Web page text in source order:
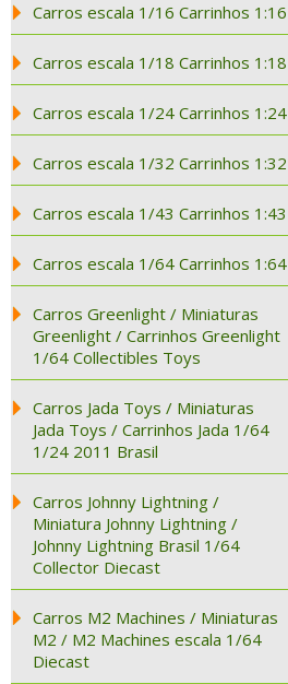
Carros escala 1/16 Carrinhos 1:16
Carros escala 1/18 Carrinhos 1:18
Carros escala 1/24 Carrinhos 1:24
Carros escala 1/32 Carrinhos 1:32
Carros escala 1/43 Carrinhos 1:43
Carros escala 1/64 Carrinhos 1:64
Carros Greenlight / Miniaturas
Greenlight / Carrinhos Greenlight
1/64 Collectibles Toys
Carros Jada Toys / Miniaturas
Jada Toys / Carrinhos Jada 1/64
1/24 2011 Brasil
Carros Johnny Lightning /
Miniatura Johnny Lightning /
Johnny Lightning Brasil 1/64
Collector Diecast
Carros M2 Machines / Miniaturas
M2 / M2 Machines escala 1/64
Diecast